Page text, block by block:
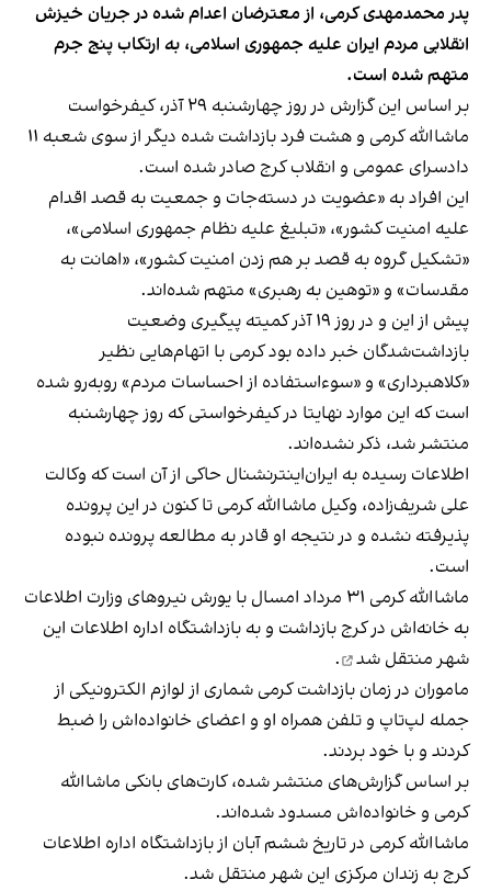
پدر محمدمهدی کرمی، از معترضان اعدام شده در جریان خیزش
انقلابی مردم ایران علیه جمهوری اسلامی، به ارتکاب پنج جرم
متهم شده است.
بر اساس این گزارش در روز چهارشنبه ۲۹ آذر، کیفرخواست
ماشاالله کرمی و هشت فرد بازداشت شده دیگر از سوی شعبه ۱۱
دادسرای عمومی و انقلاب کرج صادر شده است.
این افراد به «عضویت در دسته‌‎جات و جمعیت به قصد اقدام
علیه امنیت کشور»، «تبلیغ علیه نظام جمهوری اسلامی»،
«تشکیل گروه به قصد بر هم زدن امنیت کشور»، «اهانت به
مقدسات» و «توهین به رهبری» متهم شده‌اند.
پیش از این و در روز ۱۹ آذر کمیته پیگیری وضعیت
بازداشت‌شدگان خبر داده بود کرمی با اتهام‌هایی نظیر
«کلاهبرداری» و «سوءاستفاده از احساسات مردم» روبه‌رو شده
است که این موارد نهایتا در کیفرخواستی که روز چهارشنبه
منتشر شد، ذکر نشده‌اند.
اطلاعات رسیده به ایران‌اینترنشنال حاکی از آن است که وکالت
علی شریف‌زاده، وکیل ماشاالله کرمی تا کنون در این پرونده
پذیرفته نشده و در نتیجه او قادر به مطالعه پرونده نبوده
است.
ماشاالله کرمی ۳۱ مرداد امسال با یورش نیروهای وزارت اطلاعات
به خانه‌اش در کرج بازداشت و به بازداشتگاه اداره اطلاعات این
شهرمنتقل شد
.
ماموران در زمان بازداشت کرمی شماری از لوازم الکترونیکی از
جمله لپ‌‌تاپ و تلفن همراه او و اعضای خانواده‌اش را ضبط
کردند و با خود بردند.
بر اساس گزارش‌های منتشر شده، کارت‌‌های بانکی ماشاالله
کرمی و خانواده‌اش مسدود شده‌اند.
ماشاالله کرمی در تاریخ ششم آبان از بازداشتگاه اداره اطلاعات
کرج به زندان مرکزی این شهر منتقل شد.